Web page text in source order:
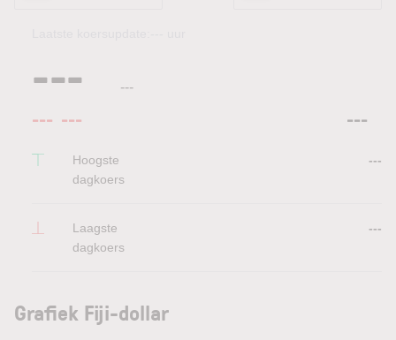
--- ---
--- --- ---
Hoogste
dagkoers
---
Laagste
dagkoers
---
Grafiek Fiji-dollar